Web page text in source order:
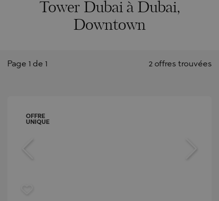
Tower Dubai à Dubai,
Downtown
2 offres trouvées
Page 1 de 1
OFFRE
UNIQUE